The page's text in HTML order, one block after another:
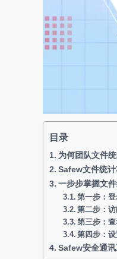
目录
为何团队文件
Safew文件统
一步步掌握文
第一步：
第二步：
第三步：
第四步：
Safew安全通